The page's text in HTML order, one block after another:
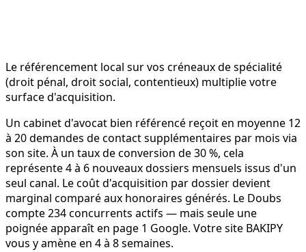
Le référencement local sur vos créneaux de spécialité
(droit pénal, droit social, contentieux) multiplie votre
surface d'acquisition.
Un cabinet d'avocat bien référencé reçoit en moyenne 12
à 20 demandes de contact supplémentaires par mois via
son site. À un taux de conversion de 30 %, cela
représente 4 à 6 nouveaux dossiers mensuels issus d'un
seul canal. Le coût d'acquisition par dossier devient
marginal comparé aux honoraires générés. Le Doubs
compte 234 concurrents actifs — mais seule une
poignée apparaît en page 1 Google. Votre site BAKIPY
vous y amène en 4 à 8 semaines.